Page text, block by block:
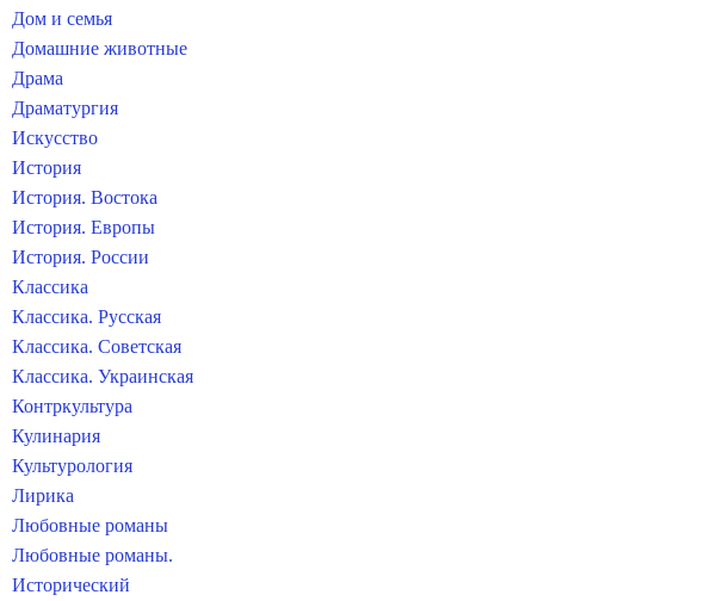
Дом и семья
Домашние животные
Драма
Драматургия
Искусство
История
История. Востока
История. Европы
История. России
Классика
Классика. Русская
Классика. Советская
Классика. Украинская
Контркультура
Кулинария
Культурология
Лирика
Любовные романы
Любовные романы.
Исторический